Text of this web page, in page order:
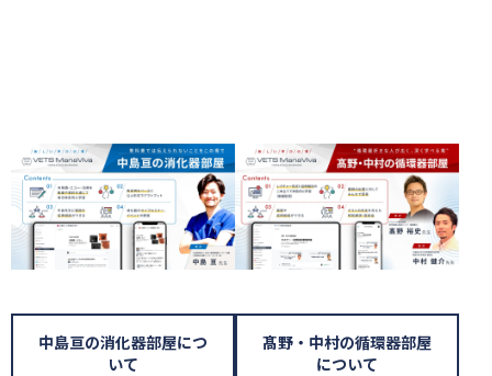
中島亘の消化器部屋につ
いて
髙野・中村の循環器部屋
について